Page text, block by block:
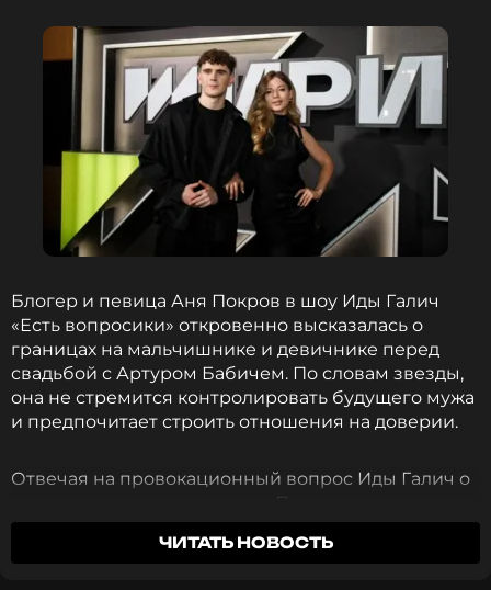
Блогер и певица Аня Покров в шоу Иды Галич
«Есть вопросики» откровенно высказалась о
границах на мальчишнике и девичнике перед
свадьбой с Артуром Бабичем. По словам звезды,
она не стремится контролировать будущего мужа
и предпочитает строить отношения на доверии.
Отвечая на провокационный вопрос Иды Галич о
что не стала бы устраивать скандал, даже если бы
подобное произошло. Блогер подчеркнула, что
ЧИТАТЬ НОВОСТЬ